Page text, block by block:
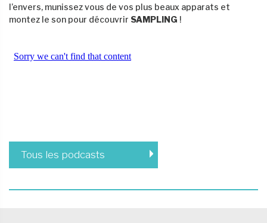
l’envers, munissez vous de vos plus beaux apparats et
montez le son pour découvrir SAMPLING !
Tous les podcasts